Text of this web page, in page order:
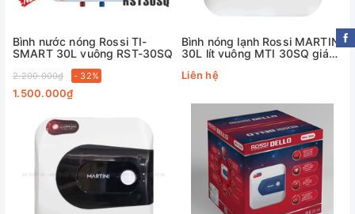
Bình nước nóng Rossi TI-
SMART 30L vuông RST-30SQ
2.200.000₫ - 32%
1.500.000₫
Bình nóng lạnh Rossi MARTINI
30L lít vuông MTI 30SQ gián
Liên hệ